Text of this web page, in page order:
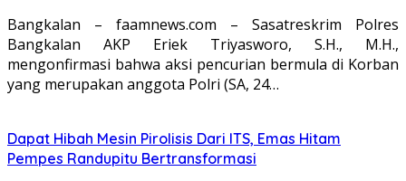
Bangkalan – faamnews.com – Sasatreskrim Polres
Bangkalan AKP Eriek Triyasworo, S.H., M.H.,
mengonfirmasi bahwa aksi pencurian bermula di Korban
yang merupakan anggota Polri (SA, 24…
Dapat Hibah Mesin Pirolisis Dari ITS, Emas Hitam
Pempes Randupitu Bertransformasi